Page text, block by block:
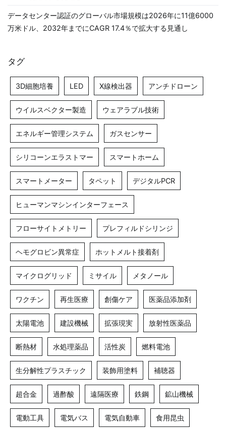
データセンター認証のグローバル市場規模は2026年に11億6000
万米ドル、2032年までにCAGR 17.4％で拡大する見通し
タグ
3D細胞培養 LED X線検出器 アンチドローン
ウイルスベクター製造 ウェアラブル技術
エネルギー管理システム ガスセンサー
シリコーンエラストマー スマートホーム
スマートメーター タペット デジタルPCR
ヒューマンマシンインターフェース
フローサイトメトリー プレフィルドシリンジ
ヘモグロビン異常症 ホットメルト接着剤
マイクログリッド ミサイル メタノール
ワクチン 再生医療 創傷ケア 医薬品添加剤
太陽電池 建設機械 拡張現実 放射性医薬品
断熱材 水処理薬品 活性炭 燃料電池
生分解性プラスチック 装飾用塗料 補聴器
超合金 過酢酸 遠隔医療 鉄鋼 鉱山機械
電動工具 電気バス 電気自動車 食用昆虫